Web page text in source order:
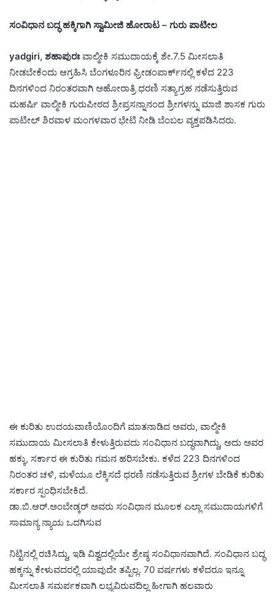
ಸಂವಿಧಾನ ಬದ್ಧ ಹಕ್ಕಿಗಾಗಿ ಸ್ವಾಮೀಜಿ ಹೋರಾಟ – ಗುರು ಪಾಟೀಲ
yadgiri, ಶಹಾಪುರಃ ವಾಲ್ಮೀಕಿ ಸಮುದಾಯಕ್ಕೆ ಶೇ.7.5 ಮೀಸಲಾತಿ
ನೀಡಬೇಕೆಂದು ಆಗ್ರಹಿಸಿ ಬೆಂಗಳೂರಿನ ಫ್ರೀಡಂಪಾರ್ಕ್‍ನಲ್ಲಿ ಕಳೆದ 223
ದಿನಗಳಿಂದ ನಿರಂತರವಾಗಿ ಅಹೋರಾತ್ರಿ ಧರಣಿ ಸತ್ಯಾಗ್ರಹ ನಡೆಸುತ್ತಿರುವ
ಮಹರ್ಷಿ ವಾಲ್ಮೀಕಿ ಗುರುಪೀಠದ ಶ್ರೀಪ್ರಸನ್ನಾನಂದ ಶ್ರೀಗಳನ್ನು ಮಾಜಿ ಶಾಸಕ ಗುರು
ಪಾಟೀಲ್ ಶಿರವಾಳ ಮಂಗಳವಾರ ಭೇಟಿ ನೀಡಿ ಬೆಂಬಲ ವ್ಯಕ್ತಪಡಿಸಿದರು.
ಈ ಕುರಿತು ಉದಯವಾಣಿಯೊಂದಿಗೆ ಮಾತನಾಡಿದ ಅವರು, ವಾಲ್ಮೀಕಿ
ಸಮುದಾಯ ಮೀಸಲಾತಿ ಕೇಳುತ್ತಿರುವದು ಸಂವಿಧಾನ ಬದ್ಧವಾಗಿದ್ದು, ಅದು ಅವರ
ಹಕ್ಕು, ಸರ್ಕಾರ ಈ ಕುರಿತು ಗಮನ ಹರಿಸಬೇಕು. ಕಳೆದ 223 ದಿನಗಳಿಂದ
ನಿರಂತರ ಚಳಿ, ಮಳೆಯೂ ಲೆಕ್ಕಿಸದೆ ಧರಣಿ ನಡೆಸುತ್ತಿರುವ ಶ್ರೀಗಳ ಬೇಡಿಕೆ ಕುರಿತು
ಸರ್ಕಾರ ಸ್ಪಂಧಿಸಬೇಕಿದೆ.
ಡಾ.ಬಿ.ಆರ್.ಅಂಬೇಡ್ಕರ್ ಅವರು ಸಂವಿಧಾನ ಮೂಲಕ ಎಲ್ಲಾ ಸಮುದಾಯಗಳಿಗೆ
ಸಾಮಾನ್ಯ ನ್ಯಾಯ ಒದಗಿಸುವ
ನಿಟ್ಟಿನಲ್ಲಿ ರಚಿಸಿದ್ದು, ಇಡಿ ವಿಶ್ವದಲ್ಲಿಯೇ ಶ್ರೇಷ್ಠ ಸಂವಿಧಾನವಾಗಿದೆ. ಸಂವಿಧಾನ ಬದ್ಧ
ಹಕ್ಕನ್ನು ಕೇಳುವದರಲ್ಲಿ ಯಾವುದೇ ತಪ್ಪಿಲ್ಲ. 70 ವರ್ಷಗಳು ಕಳೆದರೂ ಇನ್ನೂ
ಮೀಸಲಾತಿ ಸಮರ್ಪಕವಾಗಿ ಲಭ್ಯವಿರುವದಿಲ್ಲ ಹೀಗಾಗಿ ಹಲವಾರು